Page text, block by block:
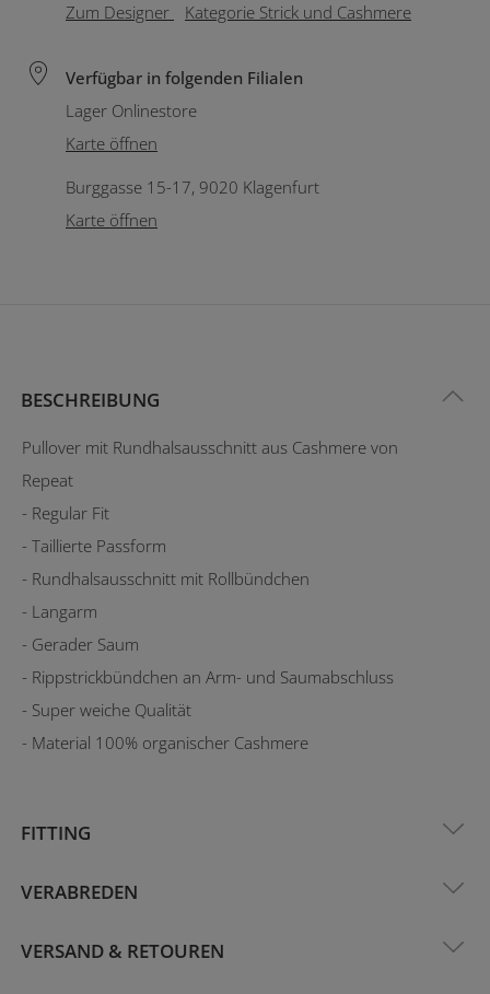
Zum Designer Kategorie Strick und Cashmere
Verfügbar in folgenden Filialen
Lager Onlinestore
Karte öffnen
Burggasse 15-17, 9020 Klagenfurt
Karte öffnen
BESCHREIBUNG
Pullover mit Rundhalsausschnitt aus Cashmere von
Repeat
- Regular Fit
- Taillierte Passform
- Rundhalsausschnitt mit Rollbündchen
- Langarm
- Gerader Saum
- Rippstrickbündchen an Arm- und Saumabschluss
- Super weiche Qualität
- Material 100% organischer Cashmere
FITTING
VERABREDEN
VERSAND & RETOUREN